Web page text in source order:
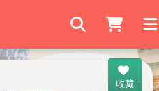
搜尋商家
收藏